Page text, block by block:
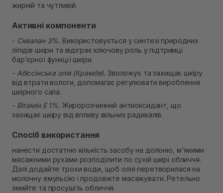
жирній та чутливій.
Активні компоненти
- Сквалан 3%. Використовується у синтезі природних
ліпідів шкіри та відіграє ключову роль у підтримці
бар’єрної функції шкіри.
- Абіссінська олія (Крамбе). Зволожує та захищає шкіру
від втрати вологи, допомагає регулювати вироблення
шкірного сала.
- Вітамін Е 1%. Жиророзчинний антиоксидант, що
захищає шкіру від впливу вільних радикалів.
Спосіб використання
нанести достатню кількість засобу на долоню, м'якими
масажними рухами розподілити по сухій шкірі обличчя.
Далі додайте трохи води, щоб олія перетворилася на
молочну емульсію і продовжте масажувати. Ретельно
змийте та просушіть обличчя.